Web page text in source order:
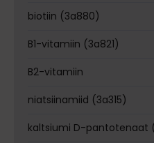
biotiin (3a880)
B1-vitamiin (3a821)
B2-vitamiin
niatsiinamiid (3a315)
kaltsiumi D-pantotenaat